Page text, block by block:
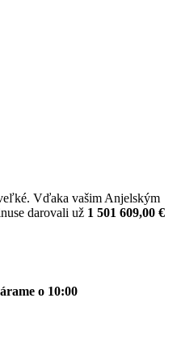
Vďaka vašim Anjelským
darovali už 1 501 609,00 €
o 10:00